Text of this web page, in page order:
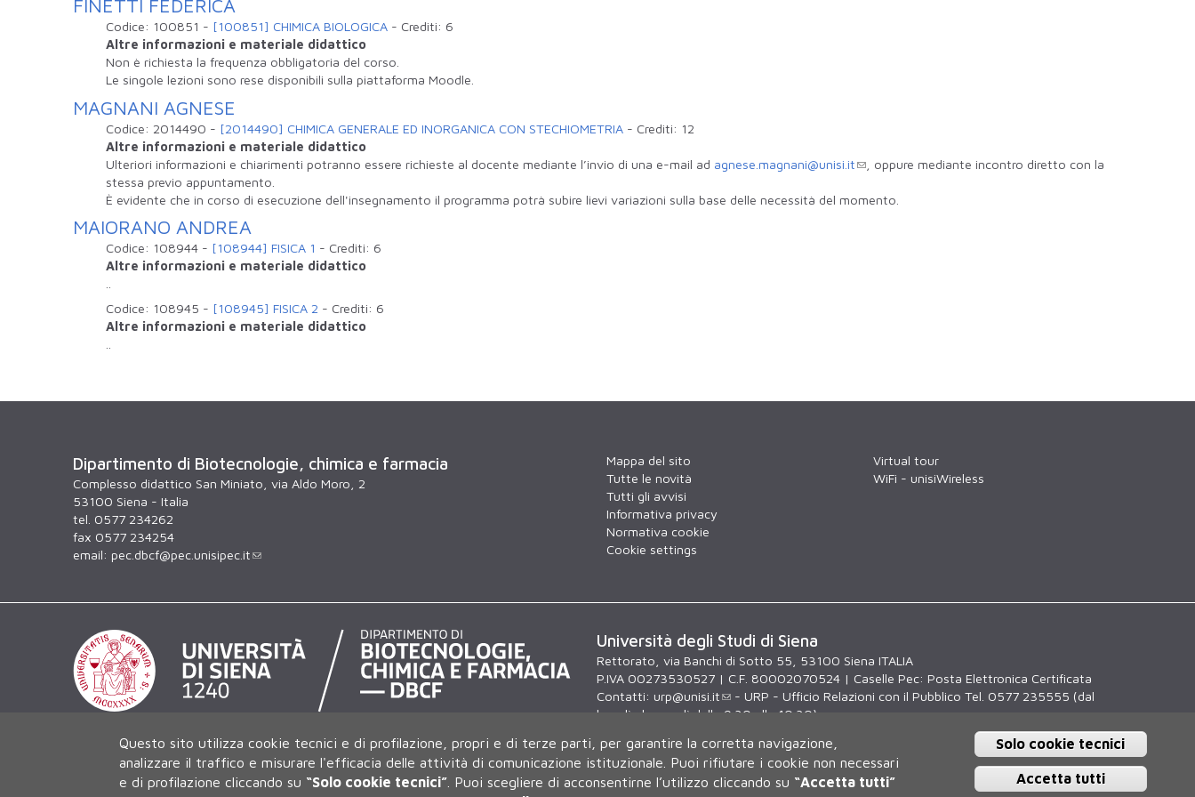
FINETTI FEDERICA
Codice: 100851 - [100851] CHIMICA BIOLOGICA - Crediti: 6
Altre informazioni e materiale didattico
Non è richiesta la frequenza obbligatoria del corso.
Le singole lezioni sono rese disponibili sulla piattaforma Moodle.
MAGNANI AGNESE
Codice: 2014490 - [2014490] CHIMICA GENERALE ED INORGANICA CON STECHIOMETRIA - Crediti: 12
Altre informazioni e materiale didattico
Ulteriori informazioni e chiarimenti potranno essere richieste al docente mediante l’invio di una e-mail ad agnese.magnani@unisi.it
, oppure mediante incontro diretto con la
stessa previo appuntamento.
È evidente che in corso di esecuzione dell'insegnamento il programma potrà subire lievi variazioni sulla base delle necessità del momento.
MAIORANO ANDREA
Codice: 108944 - [108944] FISICA 1 - Crediti: 6
Altre informazioni e materiale didattico
Codice: 108945 - [108945] FISICA 2 - Crediti: 6
Altre informazioni e materiale didattico
Dipartimento di Biotecnologie, chimica e farmacia
Complesso didattico San Miniato, via Aldo Moro, 2
53100 Siena - Italia
tel. 0577 234262
fax 0577 234254
email: pec.dbcf@pec.unisipec.it
Mappa del sito
Tutte le novità
Tutti gli avvisi
Informativa privacy
Normativa cookie
Cookie settings
Virtual tour
WiFi - unisiWireless
Università degli Studi di Siena
Rettorato, via Banchi di Sotto 55, 53100 Siena ITALIA
P.IVA 00273530527 | C.F. 80002070524 | Caselle Pec: Posta Elettronica Certificata
Contatti: urp@unisi.it
- URP - Ufficio Relazioni con il Pubblico Tel. 0577 235555 (dal
lunedì al venerdì dalle 9.30 alle 10.30)
Questo sito utilizza cookie tecnici e di profilazione, propri e di terze parti, per garantire la corretta navigazione,
analizzare il traffico e misurare l'efficacia delle attività di comunicazione istituzionale. Puoi rifiutare i cookie non necessari
e di profilazione cliccando su “Solo cookie tecnici” Puoi scegliere di acconsentirne l’utilizzo cliccando su “Accetta tutti”
Solo cookie tecnici
Accetta tutti